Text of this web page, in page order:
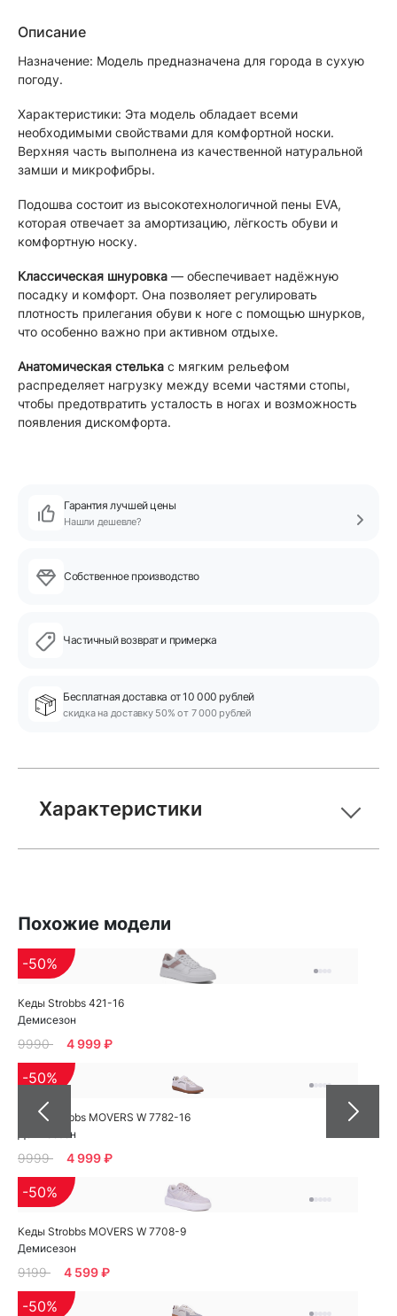
Описание
Назначение: Модель предназначена для города в сухую
погоду.
Характеристики: Эта модель обладает всеми
необходимыми свойствами для комфортной носки.
Верхняя часть выполнена из качественной натуральной
замши и микрофибры.
Подошва состоит из высокотехнологичной пены EVA,
которая отвечает за амортизацию, лёгкость обуви и
комфортную носку.
Классическая шнуровка — обеспечивает надёжную
посадку и комфорт. Она позволяет регулировать
плотность прилегания обуви к ноге с помощью шнурков,
что особенно важно при активном отдыхе.
Анатомическая стелька с мягким рельефом
распределяет нагрузку между всеми частями стопы,
чтобы предотвратить усталость в ногах и возможность
появления дискомфорта.
Гарантия лучшей цены
Нашли дешевле?
Собственное производство
Частичный возврат и примерка
Бесплатная доставка от 10 000 рублей
скидка на доставку 50% от 7 000 рублей
Характеристики
Похожие модели
Кеды Strobbs 421-16
Демисезон
-50%
9990 4 999 ₽
Кеды Strobbs MOVERS W 7782-16
Демисезон
-50%
9999 4 999 ₽
Кеды Strobbs MOVERS W 7708-9
Демисезон
-50%
9199 4 599 ₽
-50%